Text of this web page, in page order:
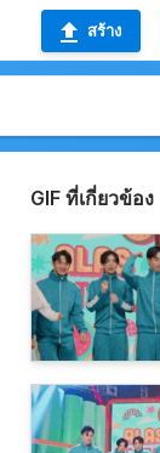
สร้าง
GIF ที่เกี่ยวข้อง